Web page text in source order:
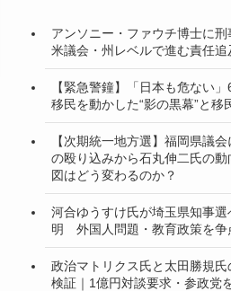
アンソニー・ファウチ博士に刑
米議会・州レベルで進む責任追
【緊急警鐘】「日本も危ない
移民を動かした“影の黒幕”と移
【次期統一地方選】福岡県議
の殴り込みから石丸伸二氏の動
図はどう変わるのか？
河合ゆうすけ氏が埼玉県知事選
明 外国人問題・教育政策を争
政治マトリクス氏と太田勝規氏
検証｜1億円対談要求・参政党